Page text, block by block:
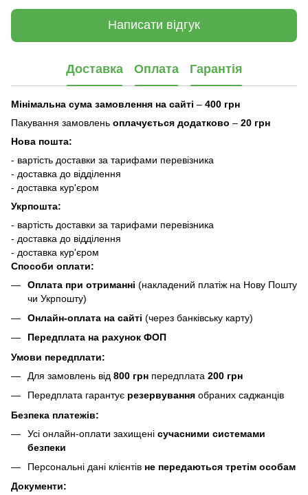
Написати відгук
Доставка Оплата Гарантія
Мінімальна сума замовлення на сайті – 400 грн
Пакування замовлень оплачується додатково – 20 грн
Нова пошта:
- вартість доставки за тарифами перевізника
- доставка до відділення
- доставка кур'єром
Укрпошта:
- вартість доставки за тарифами перевізника
- доставка до відділення
- доставка кур'єром
Способи оплати:
Оплата при отриманні (накладений платіж на Нову Пошту
чи Укрпошту)
Онлайн-оплата на сайті (через банківську карту)
Передплата на рахунок ФОП
Умови передплати:
Для замовлень від 800 грн передплата 200 грн
Передплата гарантує резервування обраних саджанців
Безпека платежів:
Усі онлайн-оплати захищені сучасними системами
безпеки
Персональні дані клієнтів не передаються третім особам
Документи: